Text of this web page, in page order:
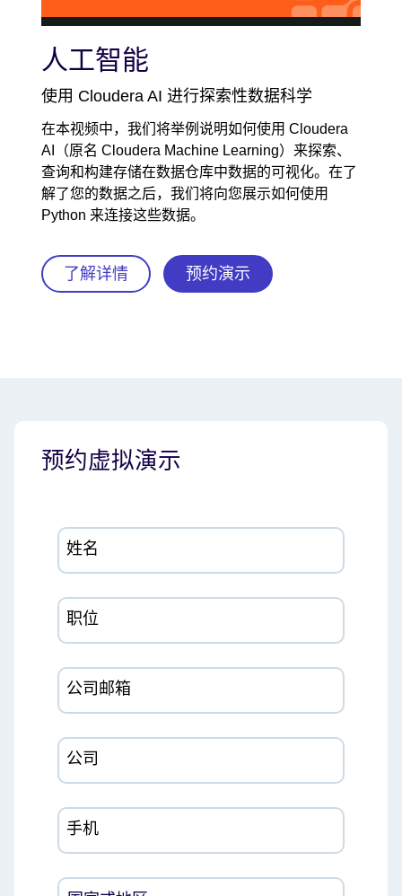
人工智能
使用 Cloudera AI 进行探索性数据科学
在本视频中，我们将举例说明如何使用 Cloudera
AI（原名 Cloudera Machine Learning）来探索、
查询和构建存储在数据仓库中数据的可视化。在了
解了您的数据之后，我们将向您展示如何使用
Python 来连接这些数据。
了解详情 预约演示
预约虚拟演示
姓名
职位
公司邮箱
公司
手机